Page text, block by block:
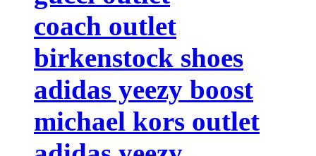
coach outlet
birkenstock shoes
adidas yeezy boost
michael kors outlet